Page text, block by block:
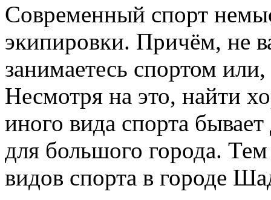
Современный спорт
экипировки. Причём, не
занимаетесь спортом
Несмотря на это, найти
иного вида спорта
для большого города.
видов спорта в городе